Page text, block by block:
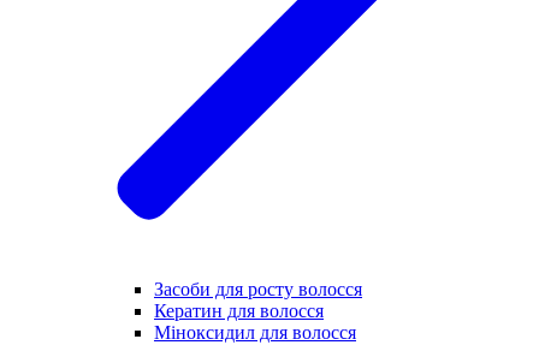
Засоби для росту волосся
Кератин для волосся
Міноксидил для волосся